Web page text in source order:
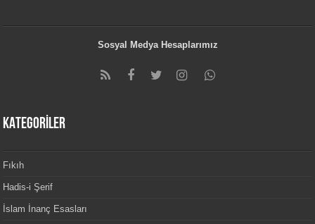
Sosyal Medya Hesaplarımız
KATEGORİLER
Fıkıh
Hadis-i Şerif
İslam İnanç Esasları